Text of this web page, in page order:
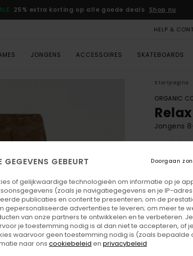
25% extra korting op alle goede deals Shop nu
HELP &
JONGENS ACCESSOIRES SKATEBOARDS
Startpagina
ORGANIC
Jongens
5.0
Betaal 3 x
Kleur
GEBEURT
of gelijkwaardige technologieën om informatie op je
(zoals je navigatiegegevens en je IP-
publicaties en content te presenteren; om de
gepersonaliseerde advertenties te leveren; om meer te
van onze partners te ontwikkelen en te verbeteren.
je toestemming nodig is al dan niet te accepteren, of
waarvoor geen toestemming nodig is (zoals bepaalde
naar ons cookiebeleid en privacybeleid
Doorgaan